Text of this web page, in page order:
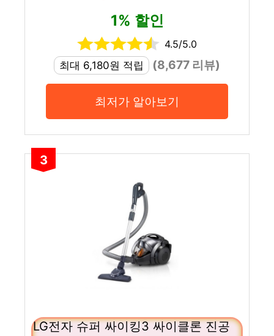
1% 할인
4.5/5.0
최대 6,180원 적립
(8,677 리뷰)
최저가 알아보기
3
LG전자 슈퍼 싸이킹3 싸이클론 진공